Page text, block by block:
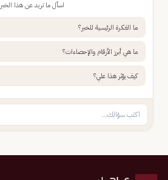
اسأل ما تريد عن هذا الخبر
ما الفكرة الرئيسية للخبر؟
ما هي أبرز الأرقام والإحصاءات؟
كيف يؤثر هذا علي؟